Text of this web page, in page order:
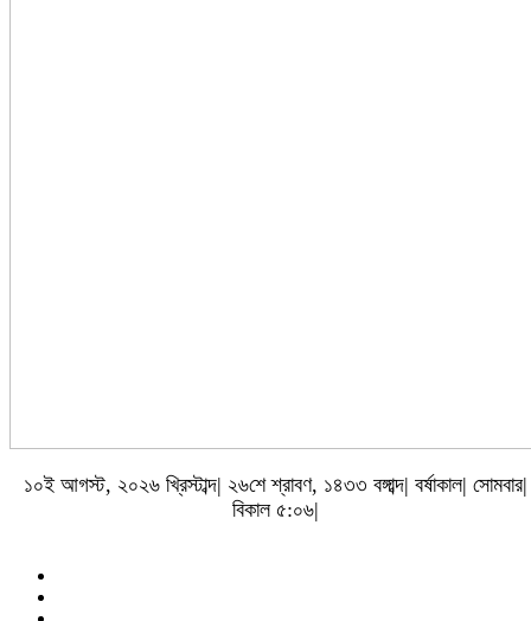
১০ই আগস্ট, ২০২৬ খ্রিস্টাব্দ| ২৬শে শ্রাবণ, ১৪৩৩ বঙ্গাব্দ| বর্ষাকাল| সোমবার|
বিকাল ৫:০৬|